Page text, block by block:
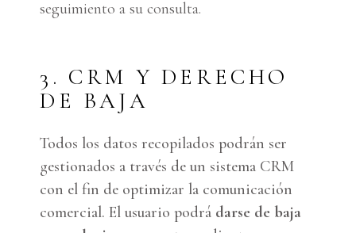
seguimiento a su consulta.
3. CRM Y DERECHO
DE BAJA
Todos los datos recopilados podrán ser
gestionados a través de un sistema CRM
con el fin de optimizar la comunicación
comercial. El usuario podrá darse de baja